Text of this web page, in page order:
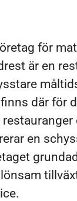
för
är en
där för
en